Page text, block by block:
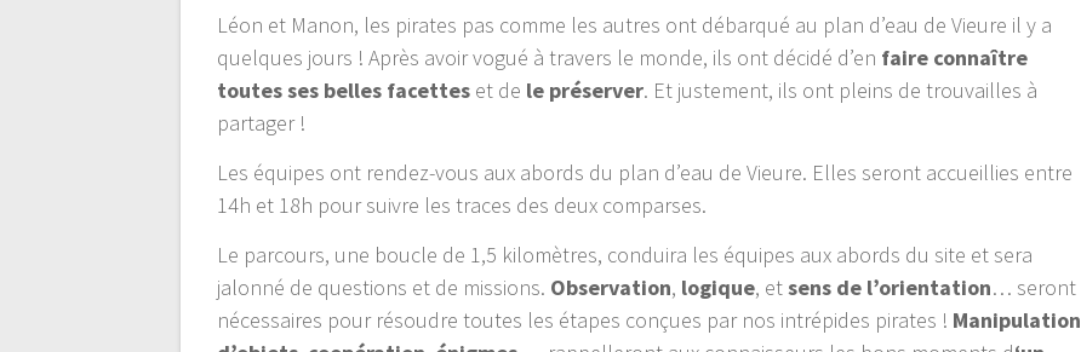
Léon et Manon, les pirates pas comme les autres ont débarqué au plan d’eau de Vieure il y a
quelques jours ! Après avoir vogué à travers le monde, ils ont décidé d’en faire connaître
toutes ses belles facettes et de le préserver. Et justement, ils ont pleins de trouvailles à
partager !
Les équipes ont rendez-vous aux abords du plan d’eau de Vieure. Elles seront accueillies entre
14h et 18h pour suivre les traces des deux comparses.
Le parcours, une boucle de 1,5 kilomètres, conduira les équipes aux abords du site et sera
jalonné de questions et de missions. Observation, logique, etsens de l’orientation… seront
nécessaires pour résoudre toutes les étapes conçues par nos intrépides pirates ! Manipulation